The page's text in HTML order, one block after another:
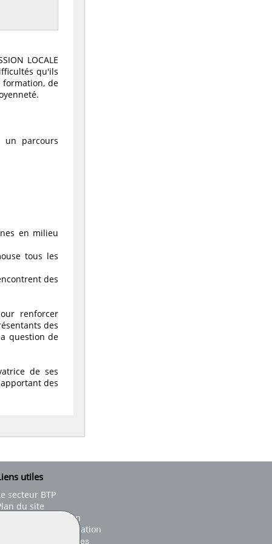
LOCALE
qu'ils
de
un parcours
en milieu
tous les
des
renforcer
des
question de
de ses
des
utiles
secteur BTP
du site
d'utilisation
de publication
des cookies